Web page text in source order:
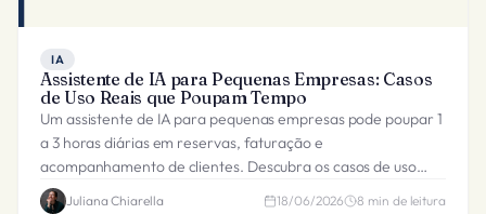
IA
Assistente de IA para Pequenas Empresas: Casos
de Uso Reais que Poupam Tempo
Um assistente de IA para pequenas empresas pode poupar 1
a 3 horas diárias em reservas, faturação e
acompanhamento de clientes. Descubra os casos de uso
reais e como escolher a ferramenta certa.
Juliana Chiarella 18/06/2026 8 min de leitura